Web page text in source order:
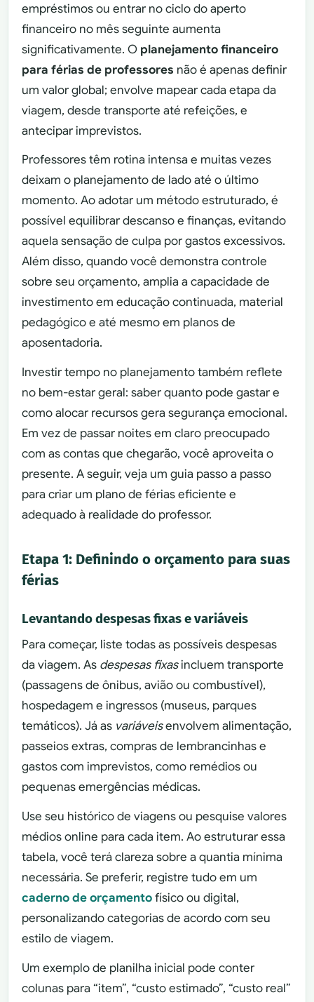
empréstimos ou entrar no ciclo do aperto
financeiro no mês seguinte aumenta
significativamente. O planejamento financeiro
para férias de professores não é apenas definir
um valor global; envolve mapear cada etapa da
viagem, desde transporte até refeições, e
antecipar imprevistos.
Professores têm rotina intensa e muitas vezes
deixam o planejamento de lado até o último
momento. Ao adotar um método estruturado, é
possível equilibrar descanso e finanças, evitando
aquela sensação de culpa por gastos excessivos.
Além disso, quando você demonstra controle
sobre seu orçamento, amplia a capacidade de
investimento em educação continuada, material
pedagógico e até mesmo em planos de
aposentadoria.
Investir tempo no planejamento também reflete
no bem-estar geral: saber quanto pode gastar e
como alocar recursos gera segurança emocional.
Em vez de passar noites em claro preocupado
com as contas que chegarão, você aproveita o
presente. A seguir, veja um guia passo a passo
para criar um plano de férias eficiente e
adequado à realidade do professor.
Etapa 1: Definindo o orçamento para suas
férias
Levantando despesas fixas e variáveis
Para começar, liste todas as possíveis despesas
da viagem. As despesas fixasincluem transporte
(passagens de ônibus, avião ou combustível),
hospedagem e ingressos (museus, parques
temáticos). Já as variáveisenvolvem alimentação,
passeios extras, compras de lembrancinhas e
gastos com imprevistos, como remédios ou
pequenas emergências médicas.
Use seu histórico de viagens ou pesquise valores
médios online para cada item. Ao estruturar essa
tabela, você terá clareza sobre a quantia mínima
necessária. Se preferir, registre tudo em um
caderno de orçamentofísico ou digital,
personalizando categorias de acordo com seu
estilo de viagem.
Um exemplo de planilha inicial pode conter
colunas para “item”, “custo estimado”, “custo real”